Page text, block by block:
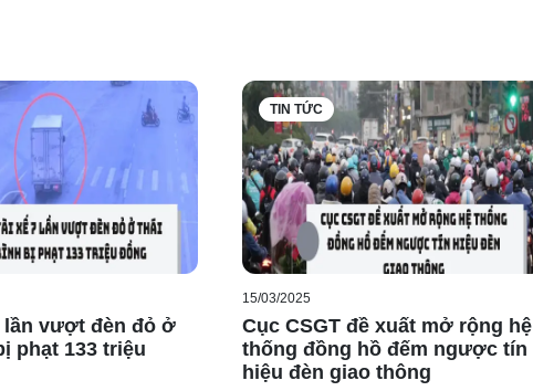
lần vượt đèn đỏ ở
phạt 133 triệu
TIN TỨC
15/03/2025
Cục CSGT đề xuất mở rộng hệ
thống đồng hồ đếm ngược tín
hiệu đèn giao thông